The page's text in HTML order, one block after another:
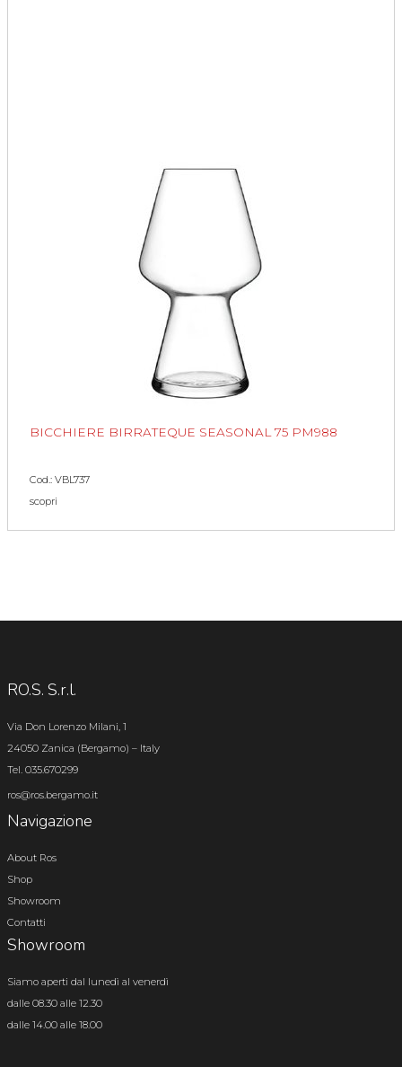
BICCHIERE BIRRATEQUE SEASONAL 75 PM988
Cod.: VBL737
scopri
RO.S. S.r.l.
Via Don Lorenzo Milani, 1
24050 Zanica (Bergamo) – Italy
Tel. 035.670299
ros@ros.bergamo.it
Navigazione
About Ros
Shop
Showroom
Contatti
Showroom
Siamo aperti dal lunedì al venerdì
dalle 08.30 alle 12.30
dalle 14.00 alle 18.00